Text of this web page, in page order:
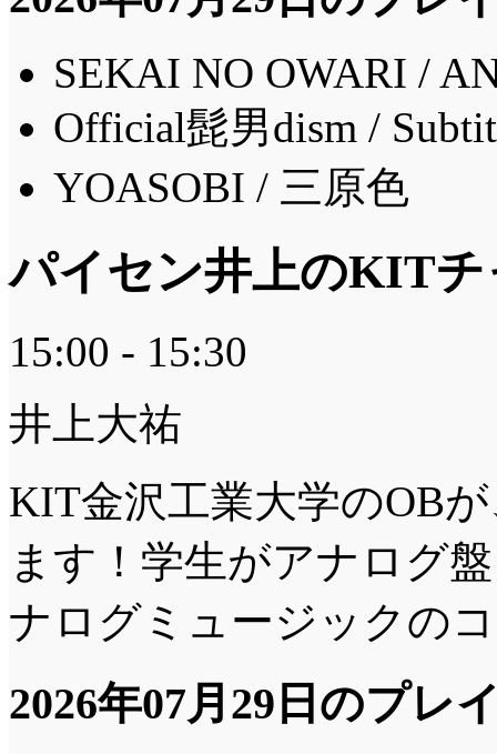
SEKAI NO OWARI /
Official髭男dism /
YOASOBI / 三原色
パイセン井上のKITチ
15:00 - 15:30
井上大祐
KIT金沢工業大学のOB
ます！学生がアナログ
ナログミュージックの
2026年07月29日のプレ